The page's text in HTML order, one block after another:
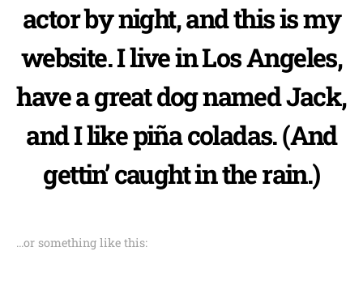
actor by night, and this is my
website. I live in Los Angeles,
have a great dog named Jack,
and I like piña coladas. (And
gettin’ caught in the rain.)
…or something like this: